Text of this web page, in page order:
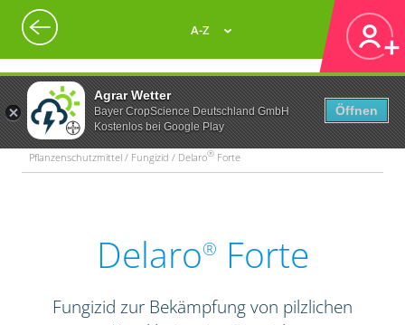
Agrar Wetter
Bayer CropScience Deutschland GmbH
Kostenlos bei Google Play
Öffnen
A-Z
Pflanzenschutzmittel / Fungizid / Delaro® Forte
Delaro® Forte
Fungizid zur Bekämpfung von pilzlichen